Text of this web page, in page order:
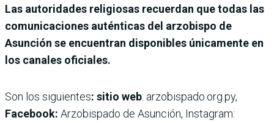
Las autoridades religiosas recuerdan que todas las
comunicaciones auténticas del arzobispo de
Asunción se encuentran disponibles únicamente en
los canales oficiales.
Son los siguientes: sitio web: arzobispado.org.py,
Facebook: Arzobispado de Asunción, Instagram: